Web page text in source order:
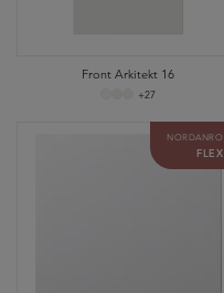
Front Arkitekt 16
+27
NORDANRO
FLEX